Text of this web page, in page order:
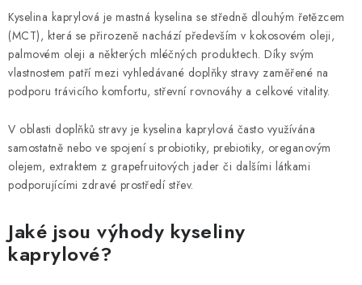
s
á
c
h
c
c
t
ù
y
h
ỉ
Kyselina kaprylová je mastná kyselina se středně dlouhým řetězcem
(MCT), která se přirozeně nachází především v kokosovém oleji,
palmovém oleji a některých mléčných produktech. Díky svým
vlastnostem patří mezi vyhledávané doplňky stravy zaměřené na
podporu trávicího komfortu, střevní rovnováhy a celkové vitality.
V oblasti doplňků stravy je kyselina kaprylová často využívána
samostatně nebo ve spojení s probiotiky, prebiotiky, oreganovým
olejem, extraktem z grapefruitových jader či dalšími látkami
podporujícími zdravé prostředí střev.
Jaké jsou výhody kyseliny
kaprylové?